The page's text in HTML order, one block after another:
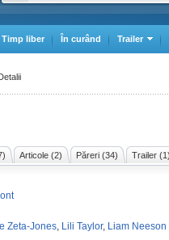
Timp liber În curând Trailer
Articole (2) Păreri (34) Trailer (1)
Zeta-Jones, Lili Taylor, Liam Neeson